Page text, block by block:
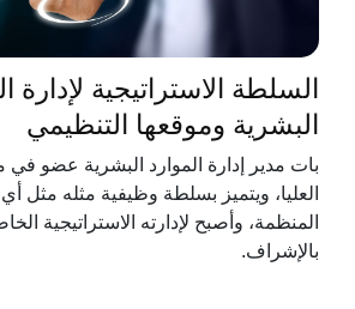
السلطة الاستراتيجية لإدارة
البشرية وموقعها التنظيمي
بات مدير إدارة الموارد البشرية عضو في
العليا، ويتميز بسلطة وظيفية مثله مثل
المنظمة، وأصبح لإدارته الاستراتيجية
بالإشراف.